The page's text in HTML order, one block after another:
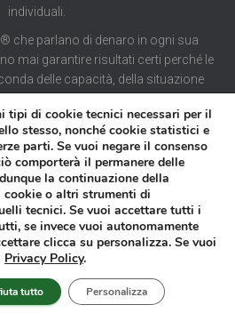
individuali.
che parlano di denaro in ogni sua
mai garantire risultati certi perché le
delle capacità, della situazione
ambientale di chi legge.
garantire il successo delle strategie
non si assume la responsabilità di
base di una percezione errata dei
di queste pagine.
tipi di cookie tecnici necessari per il
stesso, nonché cookie statistici e
parti. Se vuoi negare il consenso
comporterà il permanere delle
la continuazione della
cookie o altri strumenti di
tecnici. Se vuoi accettare tutti i
se invece vuoi autonomamente
clicca su personalizza. Se vuoi
Privacy Policy.
tutto Personalizza